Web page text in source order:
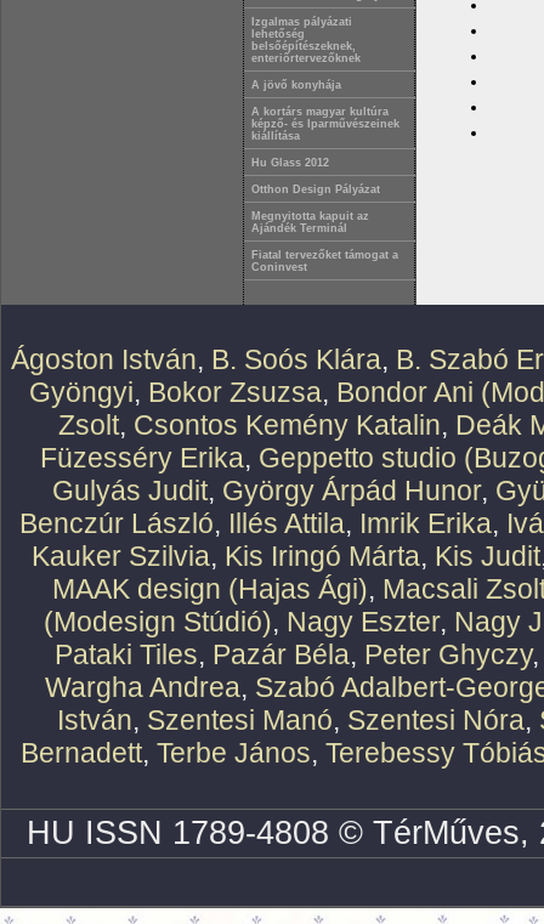
Izgalmas pályázati
lehetőség
belsőépítészeknek,
enteriőrtervezőknek
A jövő konyhája
A kortárs magyar kultúra
képző- és Iparművészeinek
kiállítása
Hu Glass 2012
Otthon Design Pályázat
Megnyitotta kapuit az
Ajándék Terminál
Fiatal tervezőket támogat a
Coninvest
Ágoston István, B. Soós Klára, B. Szabó
Gyöngyi, Bokor Zsuzsa, Bondor Ani
Zsolt, Csontos Kemény Katalin, Deák
Füzesséry Erika, Geppetto studio
Gulyás Judit, György Árpád Hunor,
Benczúr László, Illés Attila, Imrik Erika,
Kauker Szilvia, Kis Iringó Márta, Kis Judit
MAAK design (Hajas Ági), Macsali
(Modesign Stúdió), Nagy Eszter, Nagy
Pataki Tiles, Pazár Béla, Peter Ghyczy
Wargha Andrea, Szabó Adalbert-
István, Szentesi Manó, Szentesi Nóra,
Bernadett, Terbe János, Terebessy
HU ISSN 1789-4808 ©